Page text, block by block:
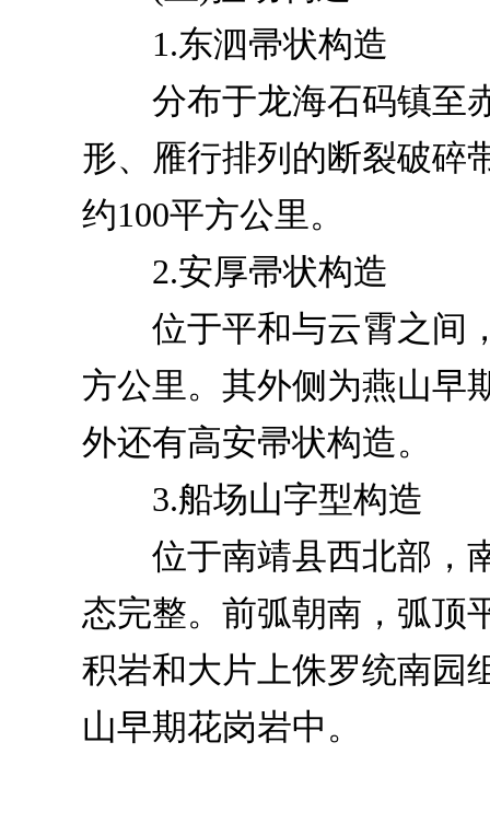
1.东泗帚状构造
分布于龙海石码镇至赤
形、雁行排列的断裂破碎
约100平方公里。
2.安厚帚状构造
位于平和与云霄之间，
方公里。其外侧为燕山早
外还有高安帚状构造。
3.船场山字型构造
位于南靖县西北部，南
态完整。前弧朝南，弧顶
积岩和大片上侏罗统南园
山早期花岗岩中。